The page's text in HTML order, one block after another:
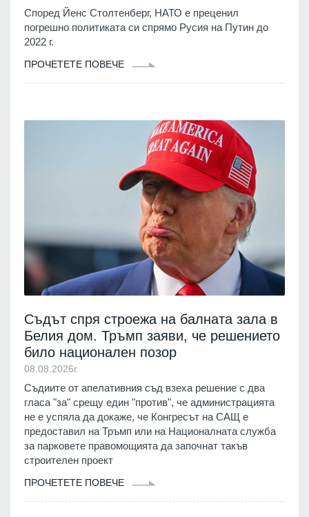
Според Йенс Столтенберг, НАТО е преценил
погрешно политиката си спрямо Русия на Путин до
2022 г.
ПРОЧЕТЕТЕ ПОВЕЧЕ
Съдът спря строежа на балната зала в
Белия дом. Тръмп заяви, че решението
било национален позор
08.08.2026г.
Съдиите от апелативния съд взеха решение с два
гласа "за" срещу един "против", че администрацията
не е успяла да докаже, че Конгресът на САЩ е
предоставил на Тръмп или на Националната служба
за парковете правомощията да започнат такъв
строителен проект
ПРОЧЕТЕТЕ ПОВЕЧЕ